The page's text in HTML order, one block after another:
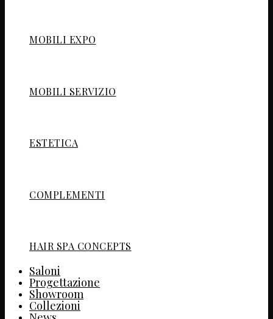
MOBILI EXPO
MOBILI SERVIZIO
ESTETICA
COMPLEMENTI
HAIR SPA CONCEPTS
Saloni
Progettazione
Showroom
Collezioni